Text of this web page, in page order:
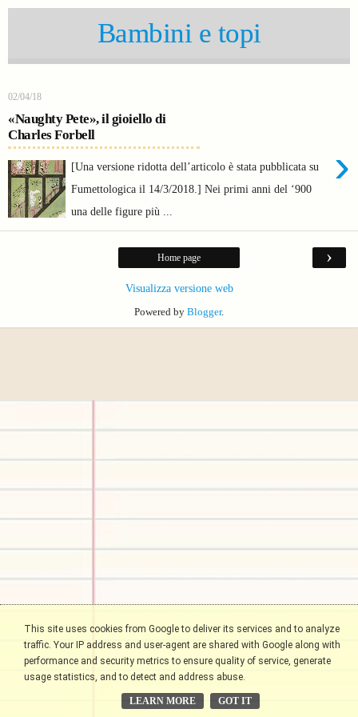
Bambini e topi
02/04/18
«Naughty Pete», il gioiello di
Charles Forbell
›
[Una versione ridotta dell’articolo è stata pubblicata su
Fumettologica il 14/3/2018.] Nei primi anni del ‘900
una delle figure più ...
›
Home page
Visualizza versione web
Powered by Blogger.
This site uses cookies from Google to deliver its services and to analyze
traffic. Your IP address and user-agent are shared with Google along with
performance and security metrics to ensure quality of service, generate
usage statistics, and to detect and address abuse.
LEARN MORE GOT IT